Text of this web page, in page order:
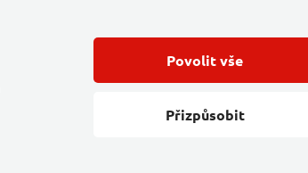
Přizpůsobit
Povolit vše